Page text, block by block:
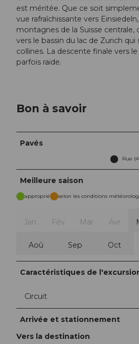
est méritée. Que ce soit
vue rafraîchissante vers
montagnes de la Suisse centrale,
vers le bassin du lac de Zurich
collines. La descente finale vers
parfois raide.
Bon à savoir
Pavés
Rue
Meilleure saison
approprié selon les conditions
Jan Fév Mar Avr
Aoû Sep Oct
Caractéristiques de
Circuit
Arrivée et stationnement
Vers la destination